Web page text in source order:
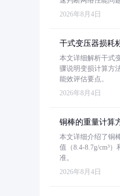
2026年8月4日
干式变压器损耗
本文详细解析干式
骤说明变损计算方
能效评估要点。
2026年8月4日
铜棒的重量计算
本文详细介绍了铜
值（8.4-8.7g/cm³
准。
2026年8月4日